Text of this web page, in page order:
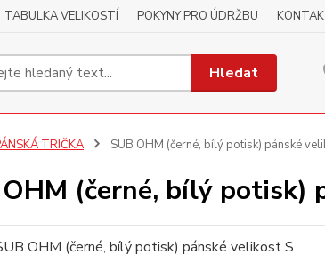
TABULKA VELIKOSTÍ POKYNY PRO ÚDRŽBU
Hledat
TRIČKA SUB OHM (černé, bílý potisk) pánské
(černé, bílý potisk)